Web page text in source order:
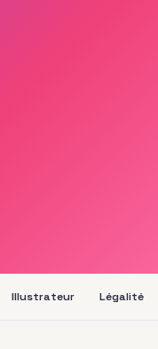
Illustrateur Légalité